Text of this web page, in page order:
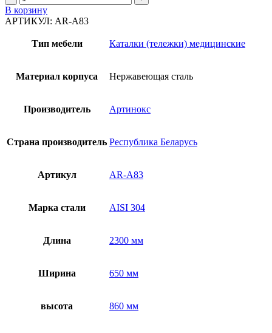
товара
Каталка
A83
В корзину
АРТИКУЛ: AR-A83
Тип мебели Каталки (тележки) медицинские
Материал корпуса Нержавеющая сталь
Производитель Артинокс
Страна производитель Республика Беларусь
Артикул AR-A83
Марка стали AISI 304
Длина 2300 мм
Ширина 650 мм
высота 860 мм